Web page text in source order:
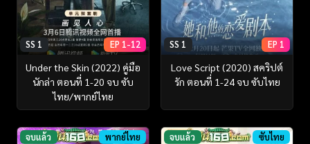
SS 1 EP 1-12
Under the Skin (2022) คู่มือ
นักล่า ตอนที่ 1-20 จบ ซับ
ไทย/พากย์ไทย
SS 1 EP 1
Love Script (2020) สคริปต์
รัก ตอนที่ 1-24 จบ ซับไทย
จบแล้ว พากย์ไทย จบแล้ว ซับไทย